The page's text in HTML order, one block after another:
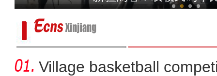
Village basketball